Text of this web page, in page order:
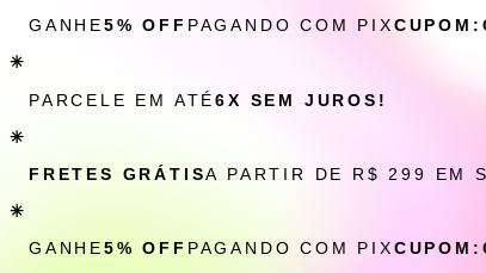
GANHE5% OFF PAGANDO COM PIX
✳
PARCELE EM ATÉ6X SEM JUROS!
✳
FRETES GRÁTISA PARTIR DE R$ 299 EM
✳
GANHE5% OFF PAGANDO COM PIX